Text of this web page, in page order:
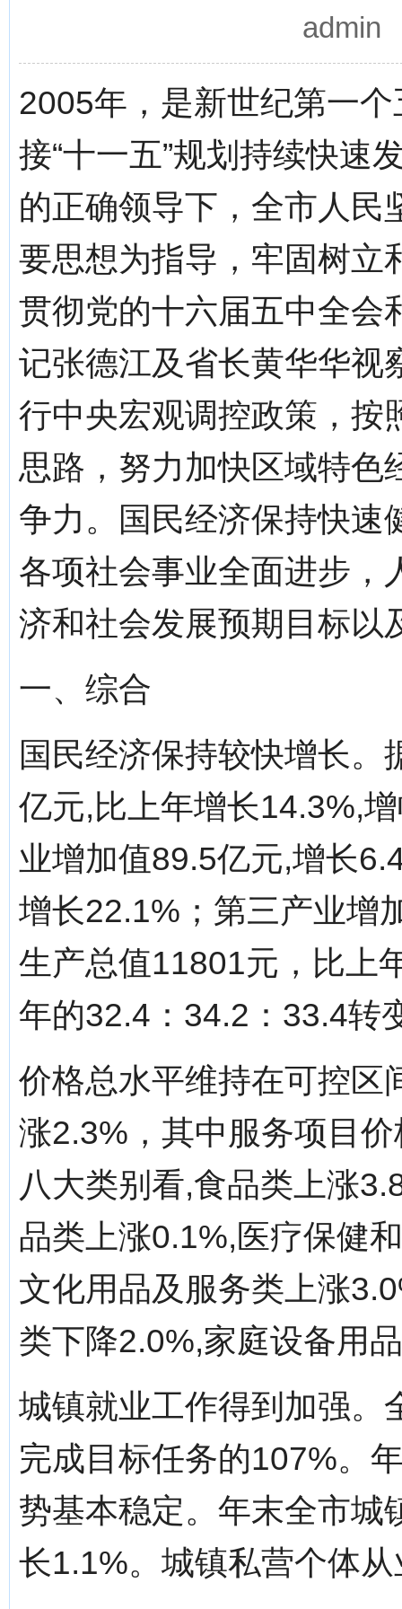
admin
2005年，是新世纪第一
接“十一五”规划持续快速
的正确领导下，全市人民
要思想为指导，牢固树立
贯彻党的十六届五中全会
记张德江及省长黄华华视
行中央宏观调控政策，按
思路，努力加快区域特色
争力。国民经济保持快速
各项社会事业全面进步，
济和社会发展预期目标以
一、综合
国民经济保持较快增长
亿元,比上年增长14.3%,
业增加值89.5亿元,增长
增长22.1%；第三产业增
生产总值11801元，比上
年的32.4：34.2：33.4转
价格总水平维持在可控区
涨2.3%，其中服务项目
八大类别看,食品类上涨
品类上涨0.1%,医疗保健
文化用品及服务类上涨
类下降2.0%,家庭设备用
城镇就业工作得到加强。
完成目标任务的107%。
势基本稳定。年末全市城
长1.1%。城镇私营个体